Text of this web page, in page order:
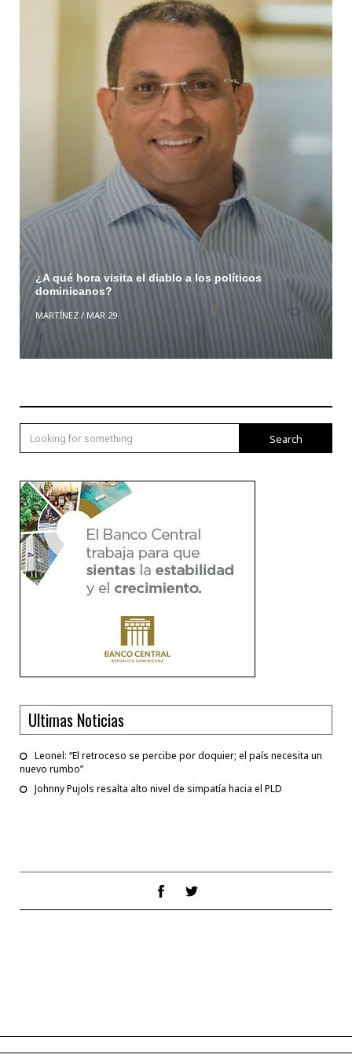
¿A qué hora visita el diablo a los políticos
dominicanos?
MARTÍNEZ/ MAR 29
Search
Ultimas Noticias
Leonel: “El retroceso se percibe por doquier; el país necesita un
nuevo rumbo”
Johnny Pujols resalta alto nivel de simpatía hacia el PLD